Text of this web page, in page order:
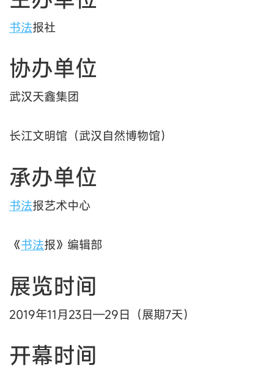
书法报社
协办单位
武汉天鑫集团
长江文明馆（武汉自然博物馆）
承办单位
书法报艺术中心
《书法报》编辑部
展览时间
2019年11月23日—29日（展期7天）
开幕时间